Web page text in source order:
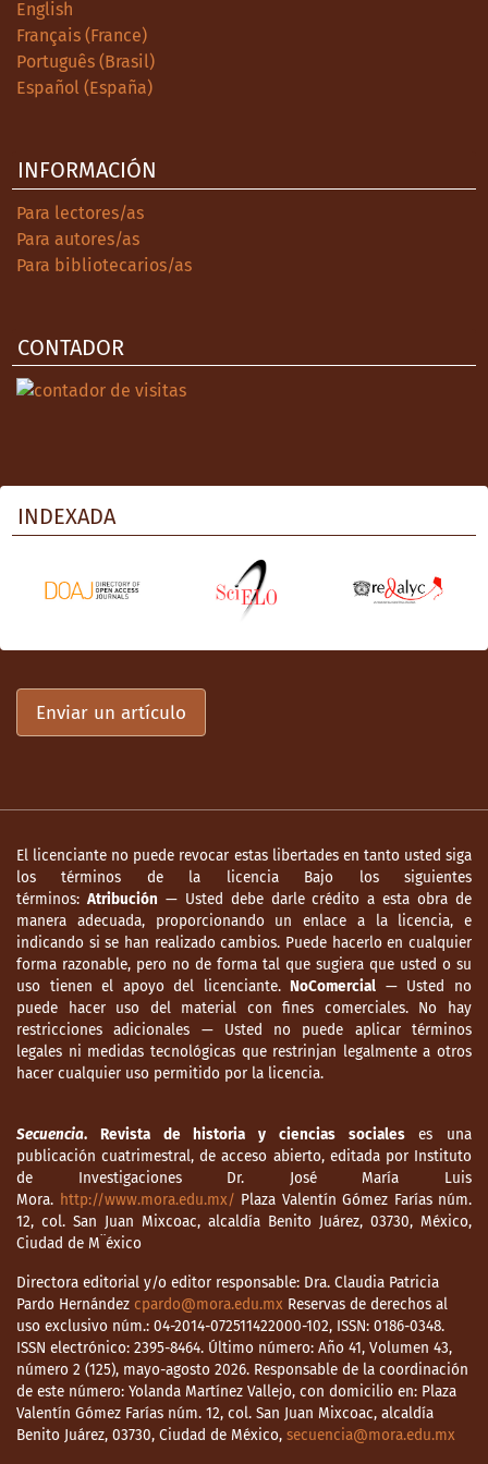
English
Français (France)
Português (Brasil)
Español (España)
INFORMACIÓN
Para lectores/as
Para autores/as
Para bibliotecarios/as
CONTADOR
INDEXADA
Enviar un artículo
El licenciante no puede revocar estas libertades en tanto usted siga
los términos de la licencia Bajo los siguientes
términos: Atribución — Usted debe darle crédito a esta obra de
manera adecuada, proporcionando un enlace a la licencia, e
indicando si se han realizado cambios. Puede hacerlo en cualquier
forma razonable, pero no de forma tal que sugiera que usted o su
uso tienen el apoyo del licenciante.NoComercial — Usted no
puede hacer uso del material con fines comerciales. No hay
restricciones adicionales — Usted no puede aplicar términos
legales ni medidas tecnológicas que restrinjan legalmente a otros
hacer cualquier uso permitido por la licencia.
Secuencia. Revista de historia y ciencias socialeses una
publicación cuatrimestral, de acceso abierto, editada por Instituto
de Investigaciones Dr. José María Luis
Mora. http://www.mora.edu.mx/ Plaza Valentín Gómez Farías núm.
12, col. San Juan Mixcoac, alcaldía Benito Juárez, 03730, México,
Ciudad de M¨éxico
Directora editorial y/o editor responsable: Dra. Claudia Patricia
Pardo Hernández cpardo@mora.edu.mx Reservas de derechos al
uso exclusivo núm.: 04-2014-072511422000-102, ISSN: 0186-0348.
ISSN electrónico: 2395-8464. Último número: Año 41, Volumen 43,
número 2 (125), mayo-agosto 2026. Responsable de la coordinación
de este número: Yolanda Martínez Vallejo, con domicilio en: Plaza
Valentín Gómez Farías núm. 12, col. San Juan Mixcoac, alcaldía
Benito Juárez, 03730, Ciudad de México, secuencia@mora.edu.mx